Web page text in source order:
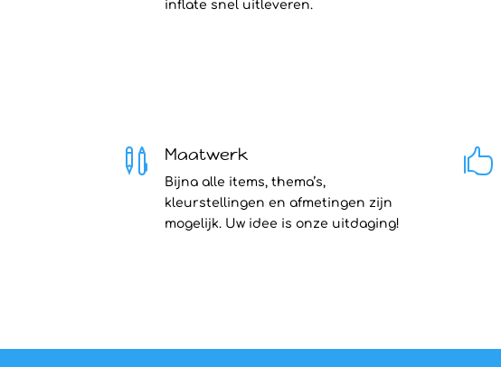
inflate snel uitleveren.
 Maatwerk
Bijna alle items, thema’s,
kleurstellingen en afmetingen zijn
mogelijk. Uw idee is onze uitdaging!
